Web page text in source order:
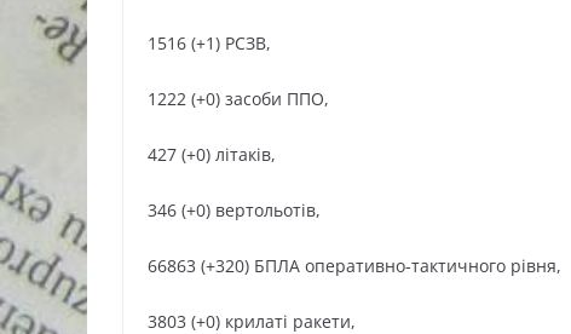
1516 (+1) РСЗВ,
1222 (+0) засоби ППО,
427 (+0) літаків,
346 (+0) вертольотів,
66863 (+320) БПЛА оперативно-тактичного рівня,
3803 (+0) крилаті ракети,